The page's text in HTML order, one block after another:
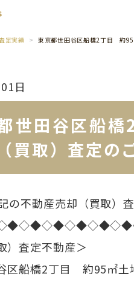
定実績 東京都世田谷区船橋2丁目 約95
日
世田谷区船
買取）査定の
の不動産売却（買取）
）査定不動産＞
区船橋2丁目 約95㎡土